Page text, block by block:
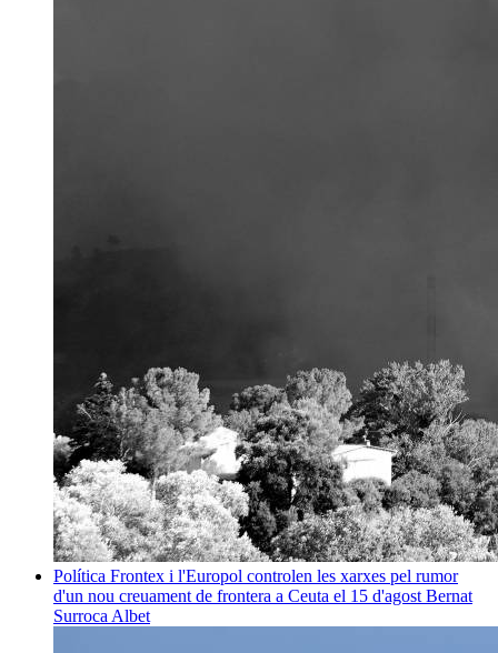
Política Frontex i l'Europol controlen les xarxes pel rumor
d'un nou creuament de frontera a Ceuta el 15 d'agost Bernat
Surroca Albet